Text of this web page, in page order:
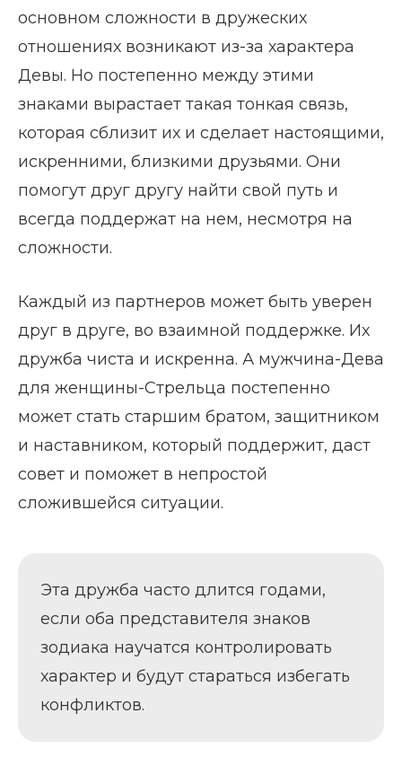
основном сложности в дружеских
отношениях возникают из-за характера
Девы. Но постепенно между этими
знаками вырастает такая тонкая связь,
которая сблизит их и сделает настоящими,
искренними, близкими друзьями. Они
помогут друг другу найти свой путь и
всегда поддержат на нем, несмотря на
сложности.
Каждый из партнеров может быть уверен
друг в друге, во взаимной поддержке. Их
дружба чиста и искренна. А мужчина-Дева
для женщины-Стрельца постепенно
может стать старшим братом, защитником
и наставником, который поддержит, даст
совет и поможет в непростой
сложившейся ситуации.
Эта дружба часто длится годами,
если оба представителя знаков
зодиака научатся контролировать
характер и будут стараться избегать
конфликтов.